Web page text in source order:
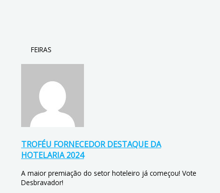
FEIRAS
TROFÉU FORNECEDOR DESTAQUE DA
HOTELARIA 2024
A maior premiação do setor hoteleiro já começou! Vote
Desbravador!